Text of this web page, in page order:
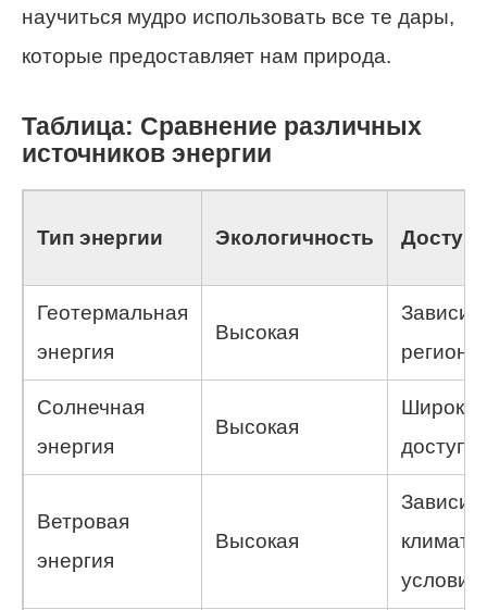
научиться мудро использовать все те дары,
которые предоставляет нам природа.
Таблица: Сравнение различных
источников энергии
Тип энергии Экологичность
Геотермальная
энергия
Высокая
Зависит
региона
Солнечная
энергия
Высокая
Широко
Ветровая
энергия
Высокая
Зависит
условий